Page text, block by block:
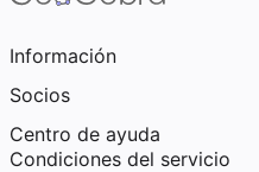
Información
Socios
Centro de ayuda
Condiciones del servicio